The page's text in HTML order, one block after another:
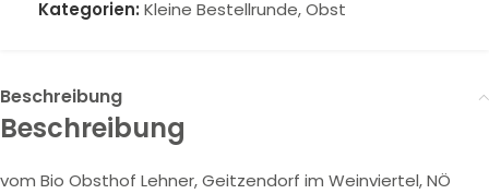
Kategorien: Kleine Bestellrunde,Obst
Beschreibung
Beschreibung
vom Bio Obsthof Lehner, Geitzendorf im Weinviertel, NÖ